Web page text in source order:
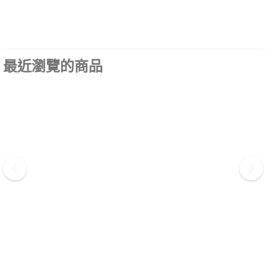
最近瀏覽的商品